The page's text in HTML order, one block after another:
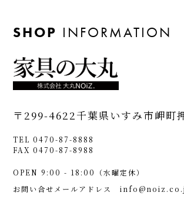
SHOP INFORMATION
〒299-4622千葉県いすみ市岬町
TEL 0470-87-8888
FAX 0470-87-8988
OPEN 9:00 - 18:00（水曜定休）
お問い合せメールアドレス